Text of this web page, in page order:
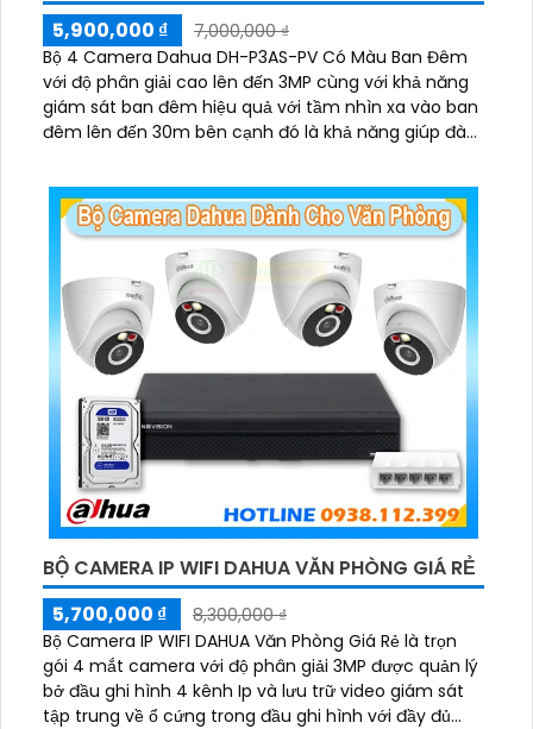
5,900,000 ₫
7,000,000 ₫
Bộ 4 Camera Dahua DH-P3AS-PV Có Màu Ban Đêm
với độ phân giải cao lên đến 3MP cùng với khả năng
giám sát ban đêm hiệu quả với tầm nhìn xa vào ban
đêm lên đến 30m bên cạnh đó là khả năng giúp đàm
động khi phát hiện xâm nhập
BỘ CAMERA IP WIFI DAHUA VĂN PHÒNG GIÁ RẺ
5,700,000 ₫
8,300,000 ₫
Bộ Camera IP WIFI DAHUA Văn Phòng Giá Rẻ là trọn
gói 4 mắt camera với độ phân giải 3MP được quản lý
bở đầu ghi hình 4 kênh Ip và lưu trữ video giám sát
tập trung về ổ cứng trong đầu ghi hình với đầy đủ